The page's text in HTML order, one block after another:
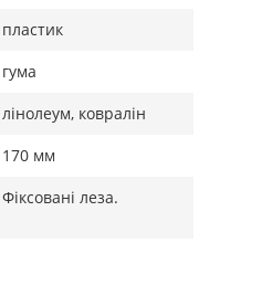
пластик
гума
лінолеум, ковралін
170 мм
Фіксовані леза.